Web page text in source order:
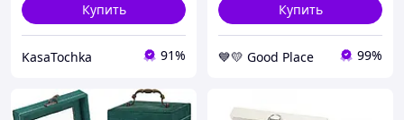
Купить
KasaTochka 91%
Купить
💙💛 Good Place 99%